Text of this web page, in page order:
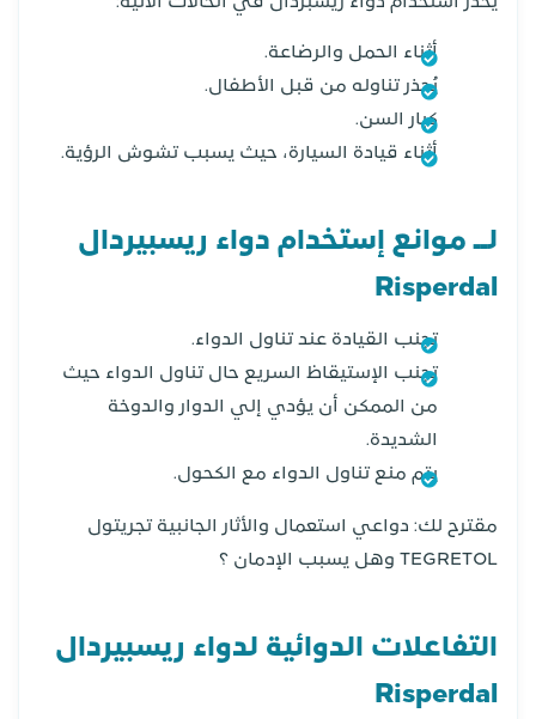
أثناء الحمل والرضاعة.
يُحذر تناوله من قبل الأطفال.
كبار السن.
أثناء قيادة السيارة، حيث يسبب تشوش الرؤية.
لــ موانع إستخدام دواء ريسبيردال
Risperdal
تجنب القيادة عند تناول الدواء.
تجنب الإستيقاظ السريع حال تناول الدواء حيث
من الممكن أن يؤدي إلي الدوار والدوخة
الشديدة.
يتم منع تناول الدواء مع الكحول.
مقترح لك: دواعي استعمال والأثار الجانبية تجريتول
TEGRETOL وهل يسبب الإدمان ؟
التفاعلات الدوائية لدواء ريسبيردال
Risperdal